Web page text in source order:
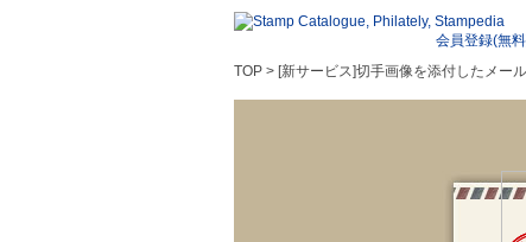
会員登録(無
TOP > [新サービス]切手画像を添付したメー